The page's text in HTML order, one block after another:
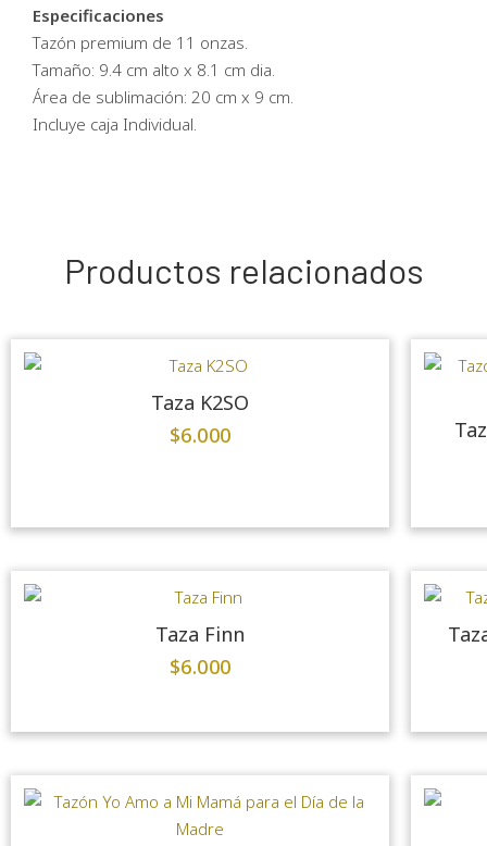
Especificaciones
Tazón premium de 11 onzas.
Tamaño: 9.4 cm alto x 8.1 cm dia.
Área de sublimación: 20 cm x 9 cm.
Incluye caja Individual.
Productos relacionados
Taza K2SO
$6.000
Taza Finn
$6.000